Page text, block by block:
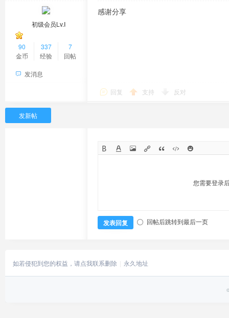
初级会员Lv.Ⅰ
90
金币
337
经验
7
回帖
发消息
感谢分享
回复 支持 反对
发新帖
您需要登录
发表回复 回帖后跳转到最后一页
如若侵犯到您的权益，请点我联系删除 永久地址